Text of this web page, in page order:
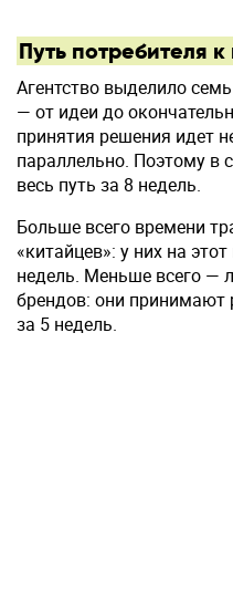
Путь потребителя
Агентство выделило
— от идеи до
принятия решения идет
параллельно. Поэтому в
весь путь за 8 недель.
Больше всего времени
«китайцев»: у них на
недель. Меньше всего —
брендов: они принимают
за 5 недель.